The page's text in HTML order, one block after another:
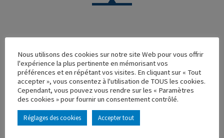
VOITURE
CITROEN C15 SAPRR AUTOROUTE BLANC
Réf. : 100365
Rupture de stock
Caractéristique principales :
Nous utilisons des cookies sur notre site Web pour vous offrir
l'expérience la plus pertinente en mémorisant vos
préférences et en répétant vos visites. En cliquant sur « Tout
accepter », vous consentez à l'utilisation de TOUS les cookies.
Cependant, vous pouvez vous rendre sur les « Paramètres
des cookies » pour fournir un consentement contrôlé.
Réglages des cookies Accepter tout